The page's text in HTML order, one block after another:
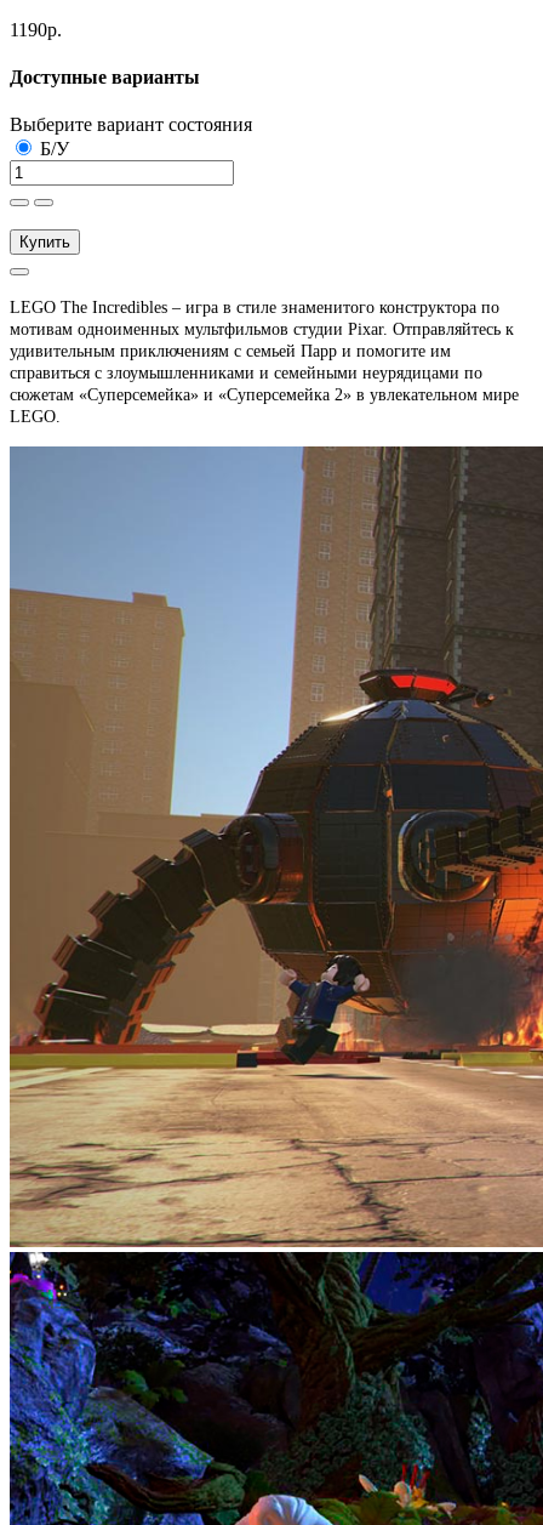
1190р.
Доступные варианты
Выберите вариант состояния
Б/У
Купить
LEGO The Incredibles – игра в стиле знаменитого конструктора по
мотивам одноименных мультфильмов студии Pixar. Отправляйтесь к
удивительным приключениям с семьей Парр и помогите им
справиться с злоумышленниками и семейными неурядицами по
сюжетам «Суперсемейка» и «Суперсемейка 2» в увлекательном мире
LEGO.